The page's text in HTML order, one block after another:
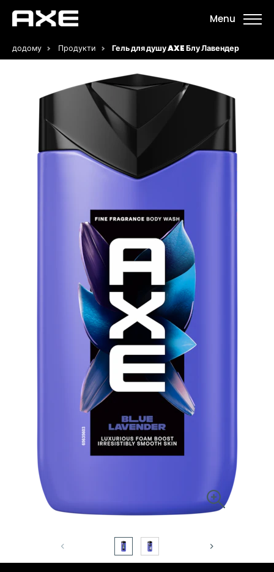
Menu
додому Продукти Гель для душу AXE Блу Лавендер